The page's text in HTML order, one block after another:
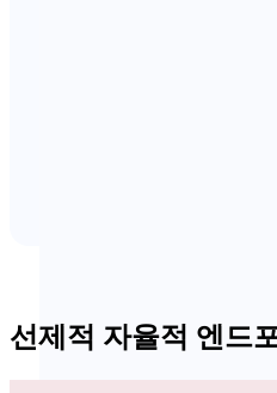
선제적 자율적 엔드